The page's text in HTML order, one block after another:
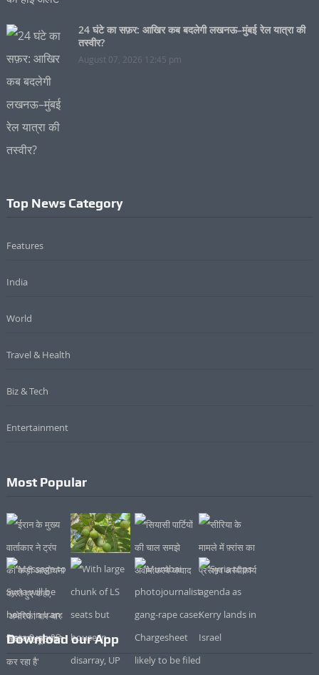
24 घंटे का सफ़र: आखिर कब बदलेगी लखनऊ–मुंबई रेल यात्रा की
तस्वीर?
August 07, 2026 12:45 pm
Top News Category
Features
India
World
Travel & Health
Biz & Tech
Entertainment
Most Popular
Download our App